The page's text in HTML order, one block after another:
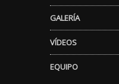
GALERÍA
VÍDEOS
EQUIPO